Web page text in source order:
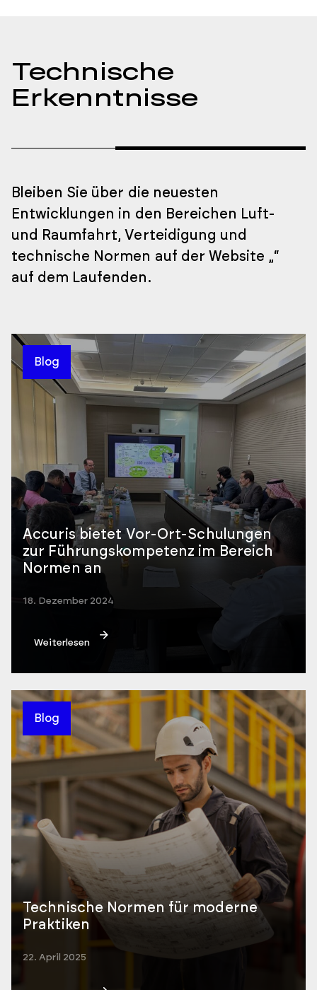
Technische
Erkenntnisse
Bleiben Sie über die neuesten
Entwicklungen in den Bereichen Luft-
und Raumfahrt, Verteidigung und
technische Normen auf der Website „“
auf dem Laufenden.
Blog
Accuris bietet Vor-Ort-Schulungen
zur Führungskompetenz im Bereich
Normen an
18. Dezember 2024
Weiterlesen
Blog
Technische Normen für moderne
Praktiken
22. April 2025